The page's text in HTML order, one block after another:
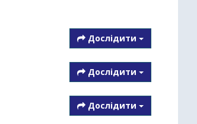
Дослідити
Дослідити
Дослідити